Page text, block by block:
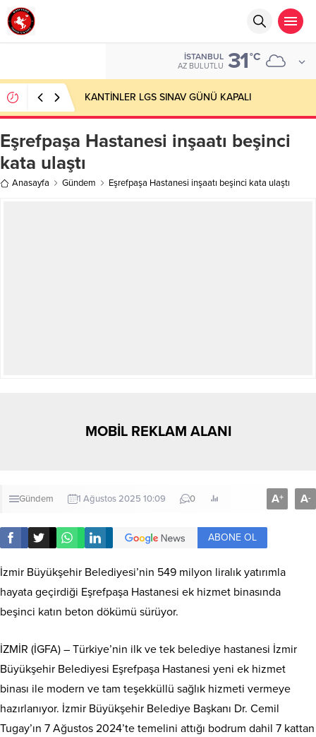
İSTANBUL
AZ BULUTLU 31°C
KANTİNLER LGS SINAV GÜNÜ KAPALI
Eşrefpaşa Hastanesi inşaatı beşinci
kata ulaştı
Anasayfa Gündem Eşrefpaşa Hastanesi inşaatı beşinci kata ulaştı
MOBİL REKLAM ALANI
Gündem 1 Ağustos 2025 10:09 0 A+ A-
ABONE OL
İzmir Büyükşehir Belediyesi’nin 549 milyon liralık yatırımla
hayata geçirdiği Eşrefpaşa Hastanesi ek hizmet binasında
beşinci katın beton dökümü sürüyor.
İZMİR (İGFA) – Türkiye’nin ilk ve tek belediye hastanesi İzmir
Büyükşehir Belediyesi Eşrefpaşa Hastanesi yeni ek hizmet
binası ile modern ve tam teşekküllü sağlık hizmeti vermeye
hazırlanıyor. İzmir Büyükşehir Belediye Başkanı Dr. Cemil
Tugay’ın 7 Ağustos 2024’te temelini attığı bodrum dahil 7 kattan